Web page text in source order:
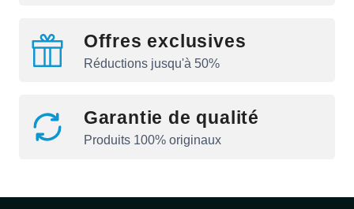
Offres exclusives
Réductions jusqu'à 50%
Garantie de qualité
Produits 100% originaux